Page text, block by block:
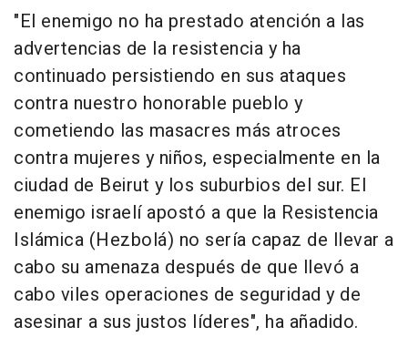
"El enemigo no ha prestado atención a las
advertencias de la resistencia y ha
continuado persistiendo en sus ataques
contra nuestro honorable pueblo y
cometiendo las masacres más atroces
contra mujeres y niños, especialmente en la
ciudad de Beirut y los suburbios del sur. El
enemigo israelí apostó a que la Resistencia
Islámica (Hezbolá) no sería capaz de llevar a
cabo su amenaza después de que llevó a
cabo viles operaciones de seguridad y de
asesinar a sus justos líderes", ha añadido.